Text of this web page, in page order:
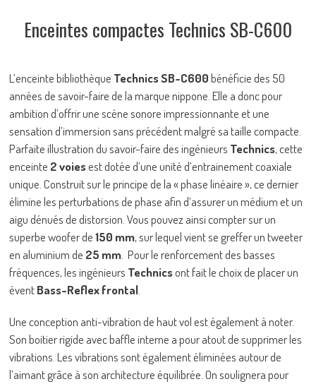
Enceintes compactes Technics SB-C600
L’enceinte bibliothèque Technics SB-C600bénéficie des 50
années de savoir-faire de la marque nippone. Elle a donc pour
ambition d’offrir une scène sonore impressionnante et une
sensation d’immersion sans précédent malgré sa taille compacte.
Parfaite illustration du savoir-faire des ingénieurs Technics, cette
enceinte 2 voiesest dotée d’une unité d’entrainement coaxiale
unique. Construit sur le principe de la « phase linéaire », ce dernier
élimine les perturbations de phase afin d’assurer un médium et un
aigu dénués de distorsion. Vous pouvez ainsi compter sur un
superbe woofer de150 mm, sur lequel vient se greffer un tweeter
en aluminium de 25 mm. Pour le renforcement des basses
fréquences, les ingénieurs Technicsont fait le choix de placer un
éventBass-Reflex frontal.
Une conception anti-vibration de haut vol est également à noter.
Son boitier rigide avec baffle interne a pour atout de supprimer les
vibrations. Les vibrations sont également éliminées autour de
l’aimant grâce à son architecture équilibrée. On soulignera pour